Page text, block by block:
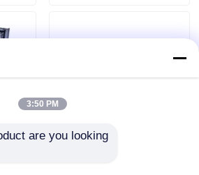
in Verbindung
3:50 PM
are you looking